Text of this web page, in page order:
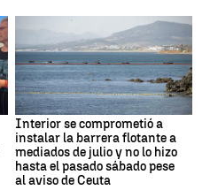
Interior se comprometió a
instalar la barrera flotante a
mediados de julio y no lo hizo
hasta el pasado sábado pese
al aviso de Ceuta